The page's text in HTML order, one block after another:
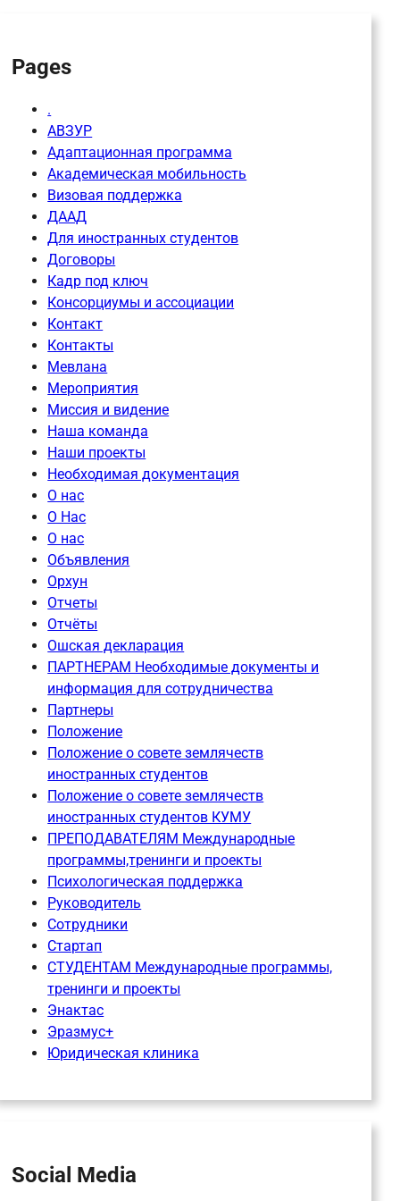
Pages
.
АВЗУР
Адаптационная программа
Академическая мобильность
Визовая поддержка
ДААД
Для иностранных студентов
Договоры
Кадр под ключ
Консорциумы и ассоциации
Контакт
Контакты
Мевлана
Мероприятия
Миссия и видение
Наша команда
Наши проекты
Необходимая документация
О нас
О Нас
О нас
Объявления
Орхун
Отчеты
Отчёты
Ошская декларация
ПАРТНЕРАМ Необходимые документы и
информация для сотрудничества
Партнеры
Положение
Положение о совете землячеств
иностранных студентов
Положение о совете землячеств
иностранных студентов КУМУ
ПРЕПОДАВАТЕЛЯМ Международные
программы,тренинги и проекты
Психологическая поддержка
Руководитель
Сотрудники
Стартап
СТУДЕНТАМ Международные программы,
тренинги и проекты
Энактас
Эразмус+
Юридическая клиника
Social Media